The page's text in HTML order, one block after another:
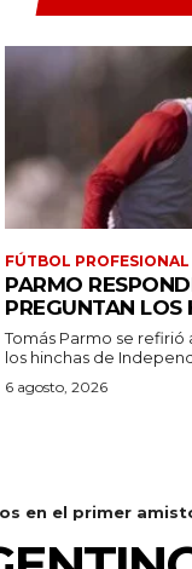
FÚTBOL PROFESIONAL
PARMO
PREGUNTAN LOS
Tomás Parmo se
los hinchas de
6 agosto, 2026